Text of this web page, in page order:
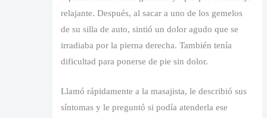
relajante. Después, al sacar a uno de los gemelos
de su silla de auto, sintió un dolor agudo que se
irradiaba por la pierna derecha. También tenía
dificultad para ponerse de pie sin dolor.
Llamó rápidamente a la masajista, le describió sus
síntomas y le preguntó si podía atenderla ese